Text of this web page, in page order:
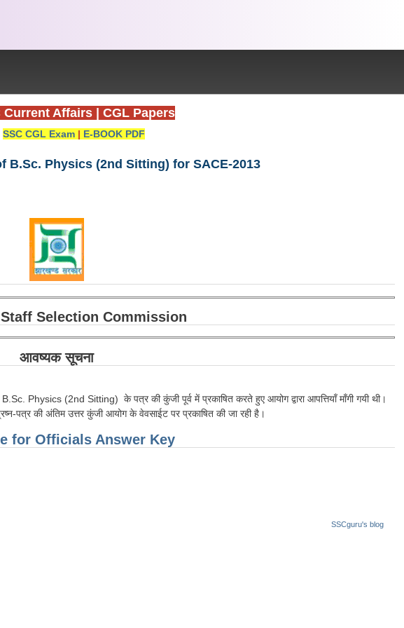
Current Affairs CGL Papers
SSC CGL Exam | E-BOOK PDF
B.Sc. Physics (2nd Sitting) for SACE-2013
Selection Commission
आवष्यक सूचना
Physics (2nd Sitting) के पत्र की कुंजी पूर्व में प्रकाषित करते हुए आयोग द्वारा आपत्तियाँ माँगी गयी थी।
पत्र की अंतिम उत्तर कुंजी आयोग के वेवसाईट पर प्रकाषित की जा रही है।
for Officials Answer Key
SSCguru's blog